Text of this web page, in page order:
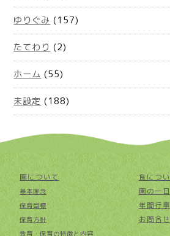
ゆりぐみ (157)
たてわり (2)
ホーム (55)
未設定 (188)
園について
基本理念
保育目標
保育方針
教育・保育の特徴と内容
食につ
園の一日
年間行事
お問合せ